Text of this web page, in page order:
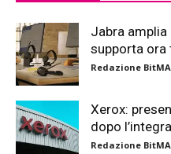
Jabra amplia
supporta
Redazione
Xerox:
dopo
Redazione